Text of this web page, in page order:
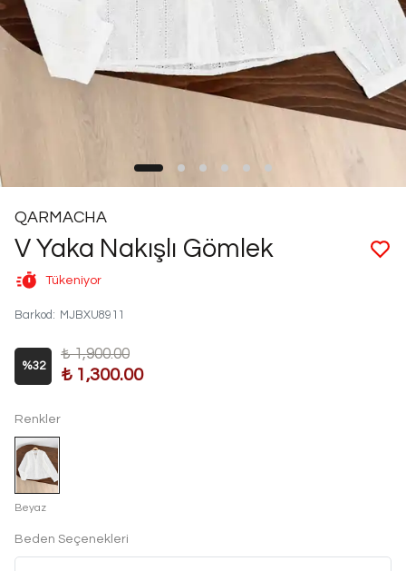
QARMACHA
V Yaka Nakışlı Gömlek
Tükeniyor
Barkod : MJBXU8911
%32
₺ 1,900.00
₺ 1,300.00
Renkler
Beyaz
Beden Seçenekleri